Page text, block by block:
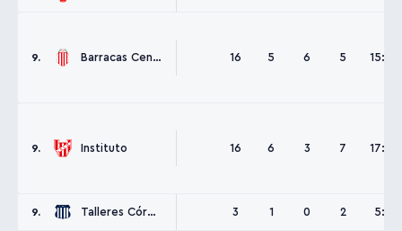
9. Barracas Central 16 5 6 5 15:15
9. Instituto 16 6 3 7 17:17
9. Talleres Córdoba 3 1 0 2 5:4